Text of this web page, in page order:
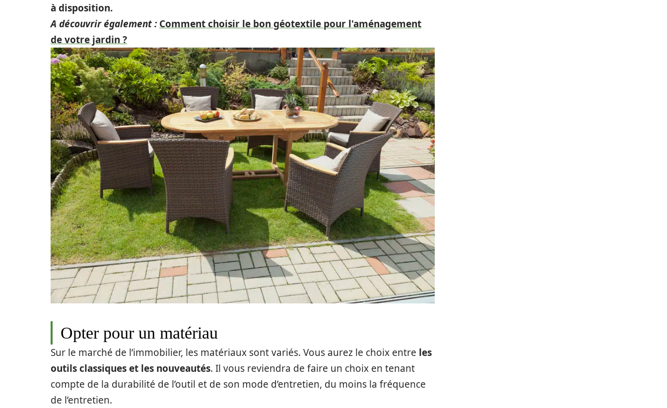
à disposition.
A découvrir également : Comment choisir le bon géotextile pour l'aménagement
de votre jardin ?
Opter pour un matériau
Sur le marché de l’immobilier, les matériaux sont variés. Vous aurez le choix entre les
outils classiques et les nouveautés. Il vous reviendra de faire un choix en tenant
compte de la durabilité de l’outil et de son mode d’entretien, du moins la fréquence
de l’entretien.